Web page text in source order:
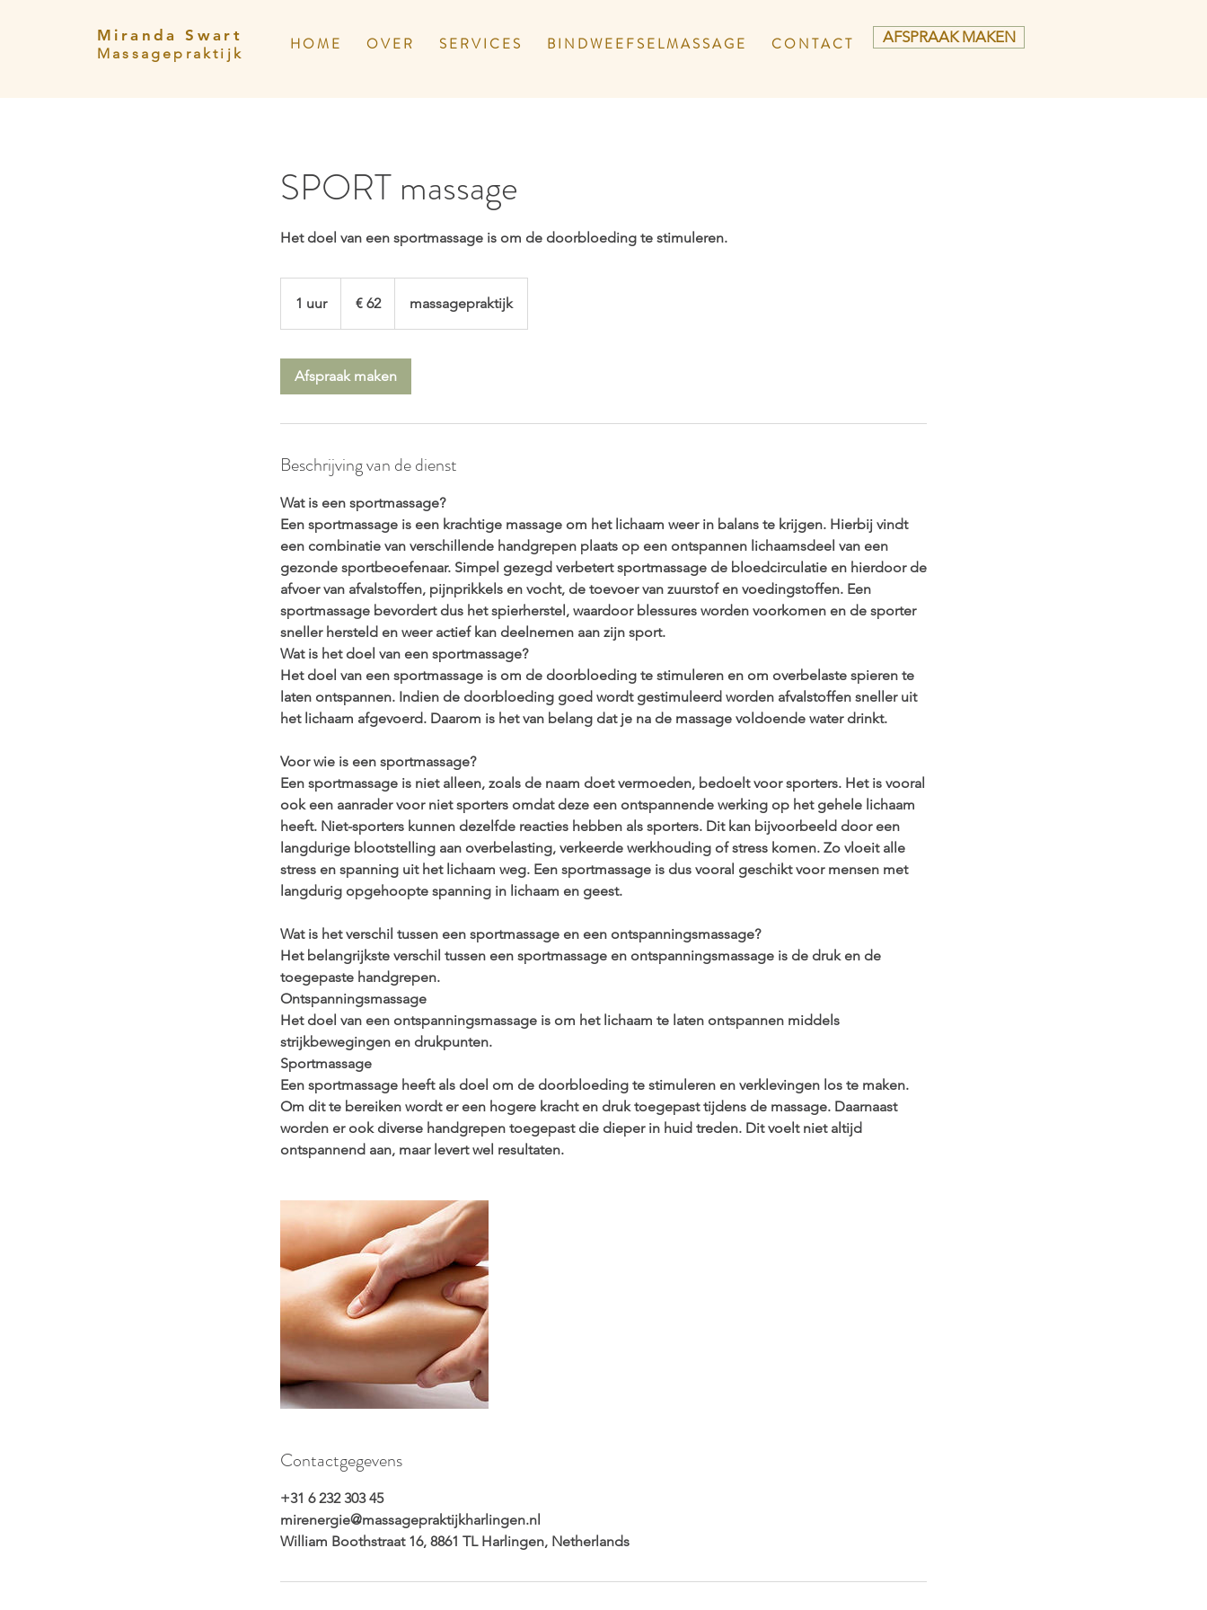
Miranda Swart
Massagepraktijk H O M E O V E R S E R V I C E S B I N D W E E F S E L M A S S A G E C O N T A C T AFSPRAAK MAKEN
SPORT massage
Het doel van een sportmassage is om de doorbloeding te stimuleren.
1 uur1
u
€ 62 massagepraktijk
Afspraak maken
Beschrijving van de dienst
Wat is een sportmassage?
Een sportmassage is een krachtige massage om het lichaam weer in balans te krijgen. Hierbij vindt
een combinatie van verschillende handgrepen plaats op een ontspannen lichaamsdeel van een
gezonde sportbeoefenaar. Simpel gezegd verbetert sportmassage de bloedcirculatie en hierdoor de
afvoer van afvalstoffen, pijnprikkels en vocht, de toevoer van zuurstof en voedingstoffen. Een
sportmassage bevordert dus het spierherstel, waardoor blessures worden voorkomen en de sporter
sneller hersteld en weer actief kan deelnemen aan zijn sport.
Wat is het doel van een sportmassage?
Het doel van een sportmassage is om de doorbloeding te stimuleren en om overbelaste spieren te
laten ontspannen. Indien de doorbloeding goed wordt gestimuleerd worden afvalstoffen sneller uit
het lichaam afgevoerd. Daarom is het van belang dat je na de massage voldoende water drinkt.
Voor wie is een sportmassage?
Een sportmassage is niet alleen, zoals de naam doet vermoeden, bedoelt voor sporters. Het is vooral
ook een aanrader voor niet sporters omdat deze een ontspannende werking op het gehele lichaam
heeft. Niet-sporters kunnen dezelfde reacties hebben als sporters. Dit kan bijvoorbeeld door een
langdurige blootstelling aan overbelasting, verkeerde werkhouding of stress komen. Zo vloeit alle
stress en spanning uit het lichaam weg. Een sportmassage is dus vooral geschikt voor mensen met
langdurig opgehoopte spanning in lichaam en geest.
Wat is het verschil tussen een sportmassage en een ontspanningsmassage?
Het belangrijkste verschil tussen een sportmassage en ontspanningsmassage is de druk en de
toegepaste handgrepen.
Ontspanningsmassage
Het doel van een ontspanningsmassage is om het lichaam te laten ontspannen middels
strijkbewegingen en drukpunten.
Sportmassage
Een sportmassage heeft als doel om de doorbloeding te stimuleren en verklevingen los te maken.
Om dit te bereiken wordt er een hogere kracht en druk toegepast tijdens de massage. Daarnaast
worden er ook diverse handgrepen toegepast die dieper in huid treden. Dit voelt niet altijd
Contactgegevens
+31 6 232 303 45
mirenergie@massagepraktijkharlingen.nl
William Boothstraat 16, 8861 TL Harlingen, Netherlands